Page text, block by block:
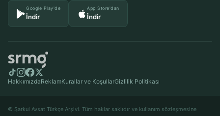
Google Play'de
İndir
App Store'dan
İndir
HakkımızdaReklamKurallar ve KoşullarGizlilik Politikası
© Şarkul Avsat Türkçe Arşivi. Tüm haklar saklıdır ve kullanım sözleşmesine